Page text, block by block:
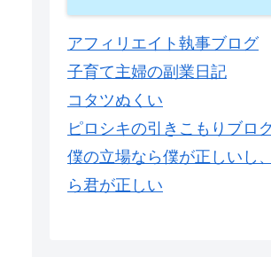
アフィリエイト執事ブログ
子育て主婦の副業日記
コタツぬくい
ピロシキの引きこもりブロ
僕の立場なら僕が正しいし
ら君が正しい